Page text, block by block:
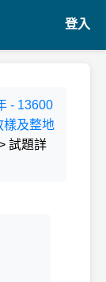
登入
- 13600
樣及整地
試題詳